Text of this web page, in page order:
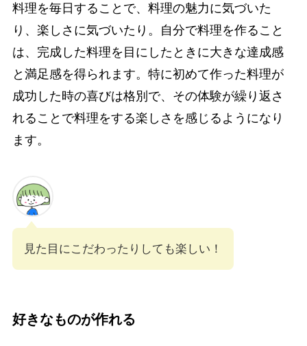
料理を毎日することで、料理の魅力に気づいた
り、楽しさに気づいたり。自分で料理を作ること
は、完成した料理を目にしたときに大きな達成感
と満足感を得られます。特に初めて作った料理が
成功した時の喜びは格別で、その体験が繰り返さ
れることで料理をする楽しさを感じるようになり
ます。
見た目にこだわったりしても楽しい！
好きなものが作れる